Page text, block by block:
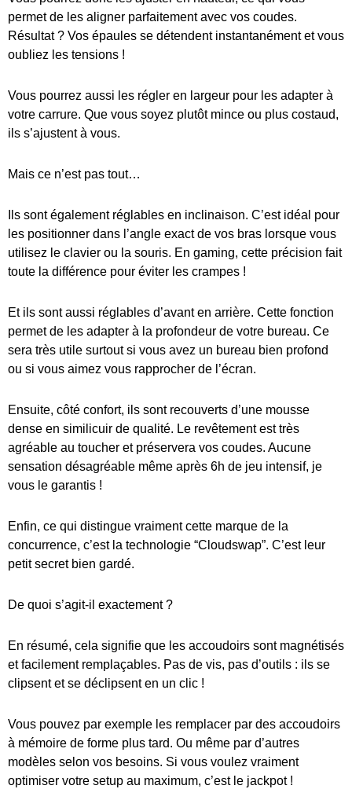
permet de les aligner parfaitement avec vos coudes.
Résultat ? Vos épaules se détendent instantanément et vous
oubliez les tensions !
Vous pourrez aussi les régler en largeur pour les adapter à
votre carrure. Que vous soyez plutôt mince ou plus costaud,
ils s’ajustent à vous.
Mais ce n’est pas tout…
Ils sont également réglables en inclinaison. C’est idéal pour
les positionner dans l’angle exact de vos bras lorsque vous
utilisez le clavier ou la souris. En gaming, cette précision fait
toute la différence pour éviter les crampes !
Et ils sont aussi réglables d’avant en arrière. Cette fonction
permet de les adapter à la profondeur de votre bureau. Ce
sera très utile surtout si vous avez un bureau bien profond
ou si vous aimez vous rapprocher de l’écran.
Ensuite, côté confort, ils sont recouverts d’une mousse
dense en similicuir de qualité. Le revêtement est très
agréable au toucher et préservera vos coudes. Aucune
sensation désagréable même après 6h de jeu intensif, je
vous le garantis !
Enfin, ce qui distingue vraiment cette marque de la
concurrence, c’est la technologie “Cloudswap”. C’est leur
petit secret bien gardé.
De quoi s’agit-il exactement ?
En résumé, cela signifie que les accoudoirs sont magnétisés
et facilement remplaçables. Pas de vis, pas d’outils : ils se
clipsent et se déclipsent en un clic !
Vous pouvez par exemple les remplacer par des accoudoirs
à mémoire de forme plus tard. Ou même par d’autres
modèles selon vos besoins. Si vous voulez vraiment
optimiser votre setup au maximum, c’est le jackpot !